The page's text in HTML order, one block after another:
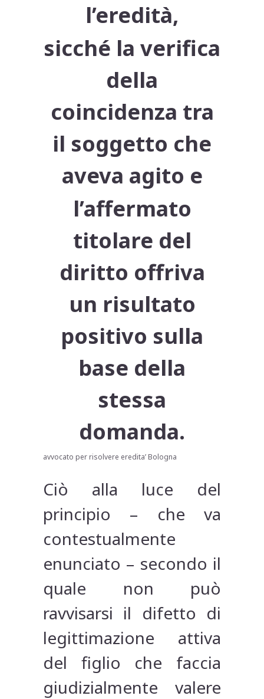
l’eredità,
sicché la verifica
della
coincidenza tra
il soggetto che
aveva agito e
l’affermato
titolare del
diritto offriva
un risultato
positivo sulla
base della
stessa
domanda.
avvocato per risolvere eredita’ Bologna
Ciò alla luce del
principio – che va
contestualmente
enunciato – secondo il
quale non può
ravvisarsi il difetto di
legittimazione attiva
del figlio che faccia
giudizialmente valere